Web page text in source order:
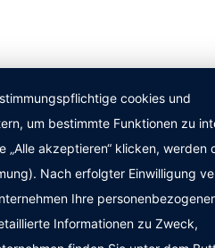
cookies und
um bestimmte Funktionen zu
„Alle akzeptieren“ klicken, werden
Nach erfolgter Einwilligung
Ihre
Informationen zu Zweck,